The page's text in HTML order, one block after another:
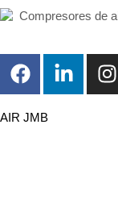
AIR JMB